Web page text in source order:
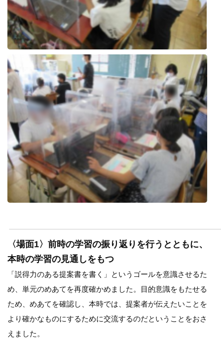
〈場面1〉前時の学習の振り返りを行うとともに、
本時の学習の見通しをもつ
「説得力のある提案書を書く」というゴールを意識させるた
め、単元のめあてを再度確かめました。目的意識をもたせる
ため、めあてを確認し、本時では、提案者が伝えたいことを
より確かなものにするために交流するのだということをおさ
えました。